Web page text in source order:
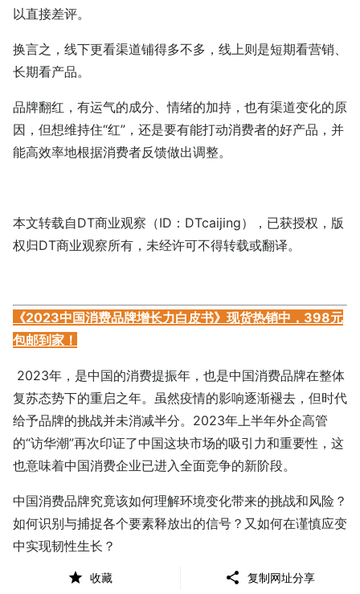
以直接差评。
换言之，线下更看渠道铺得多不多，线上则是短期看营销、
长期看产品。
品牌翻红，有运气的成分、情绪的加持，也有渠道变化的原
因，但想维持住“红”，还是要有能打动消费者的好产品，并
能高效率地根据消费者反馈做出调整。
本文转载自DT商业观察 （ID：DTcaijing），已获授权，版
权归DT商业观察所有，未经许可不得转载或翻译。
《2023中国消费品牌增长力白皮书》现货热销中，398元
包邮到家！
2023年，是中国的消费提振年，也是中国消费品牌在整体
复苏态势下的重启之年。虽然疫情的影响逐渐褪去，但时代
给予品牌的挑战并未消减半分。2023年上半年外企高管
的“访华潮”再次印证了中国这块市场的吸引力和重要性，这
也意味着中国消费企业已进入全面竞争的新阶段。
中国消费品牌究竟该如何理解环境变化带来的挑战和风险？
如何识别与捕捉各个要素释放出的信号？又如何在谨慎应变
中实现韧性生长？
从“看长”“向真”再到“应变”，历时130+天，CBNData重磅输
收藏 复制网址分享